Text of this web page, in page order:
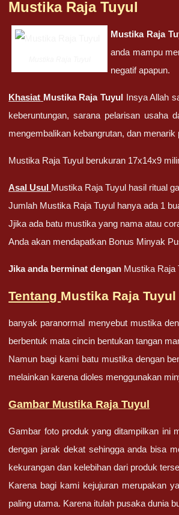
Mustika Raja Tuyul
Mustika Raja
anda mampu
negatif apapun.
Khasiat Mustika Raja Tuyul Insya Allah
keberuntungan, sarana pelarisan usaha
mengembalikan kebangrutan, dan menarik
Mustika Raja Tuyul berukuran 17x14x9
Asal Usul Mustika Raja Tuyul hasil ritual
Jumlah Mustika Raja Tuyul hanya ada 1
Jjika ada batu mustika yang nama atau
Anda akan mendapatkan Bonus Minyak
Jika anda berminat dengan Mustika Raja
Tentang Mustika Raja Tuyul
banyak paranormal menyebut mustika
berbentuk mata cincin bentukan tangan
Namun bagi kami batu mustika dengan
melainkan karena dioles menggunakan
Gambar Mustika Raja Tuyul
Gambar foto produk yang ditampilkan ini
dengan jarak dekat sehingga anda bisa
kekurangan dan kelebihan dari produk
Karena bagi kami kejujuran merupakan
paling utama. Karena itulah pusaka dunia